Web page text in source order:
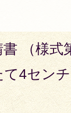
（様式
て4セン